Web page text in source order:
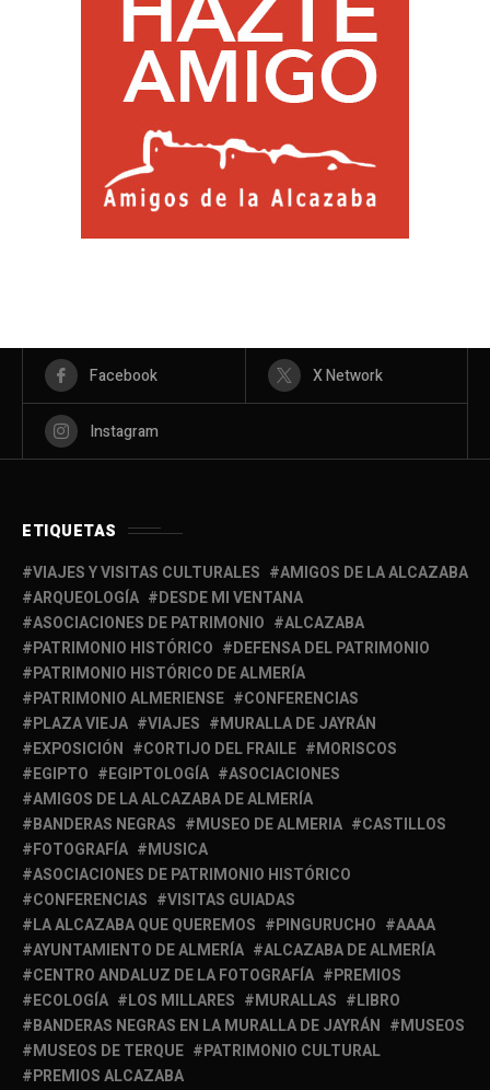
Facebook X Network
Instagram
ETIQUETAS
VIAJES Y VISITAS CULTURALES
AMIGOS DE LA ALCAZABA
ARQUEOLOGÍA
DESDE MI VENTANA
ASOCIACIONES DE PATRIMONIO
ALCAZABA
PATRIMONIO HISTÓRICO
DEFENSA DEL PATRIMONIO
PATRIMONIO HISTÓRICO DE ALMERÍA
PATRIMONIO ALMERIENSE
CONFERENCIAS
PLAZA VIEJA
VIAJES
MURALLA DE JAYRÁN
EXPOSICIÓN
CORTIJO DEL FRAILE
MORISCOS
EGIPTO
EGIPTOLOGÍA
ASOCIACIONES
AMIGOS DE LA ALCAZABA DE ALMERÍA
BANDERAS NEGRAS
MUSEO DE ALMERIA
CASTILLOS
FOTOGRAFÍA
MUSICA
ASOCIACIONES DE PATRIMONIO HISTÓRICO
CONFERENCIAS
VISITAS GUIADAS
LA ALCAZABA QUE QUEREMOS
PINGURUCHO
AAAA
AYUNTAMIENTO DE ALMERÍA
ALCAZABA DE ALMERÍA
CENTRO ANDALUZ DE LA FOTOGRAFÍA
PREMIOS
ECOLOGÍA
LOS MILLARES MURALLAS
LIBRO
BANDERAS NEGRAS EN LA MURALLA DE JAYRÁN
MUSEOS
MUSEOS DE TERQUE
PATRIMONIO CULTURAL
PREMIOS ALCAZABA